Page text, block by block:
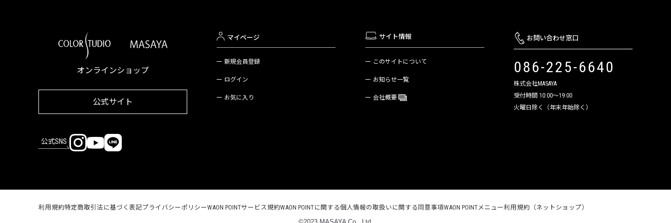
オンラインショップ
公式サイト
公式SNS
マイページ
新規会員登録
ログイン
お気に入り
サイト情報
このサイトについて
お知らせ一覧
会社概要
お問い合わせ窓口
086-225-6640
株式会社MASAYA
受付時間 10:00～19:00
火曜日除く（年末年始除く）
利用規約特定商取引法に基づく表記プライバシーポリシーWAON POINTサービス規約WAON POINTに関する個人情報の取扱いに関する同意事項WAON POINTメニュー利用規約（ネットショップ）